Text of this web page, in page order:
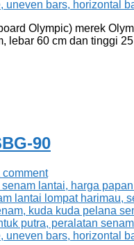
Olympic) merek
lebar 60 cm dan tinggi
90
comment